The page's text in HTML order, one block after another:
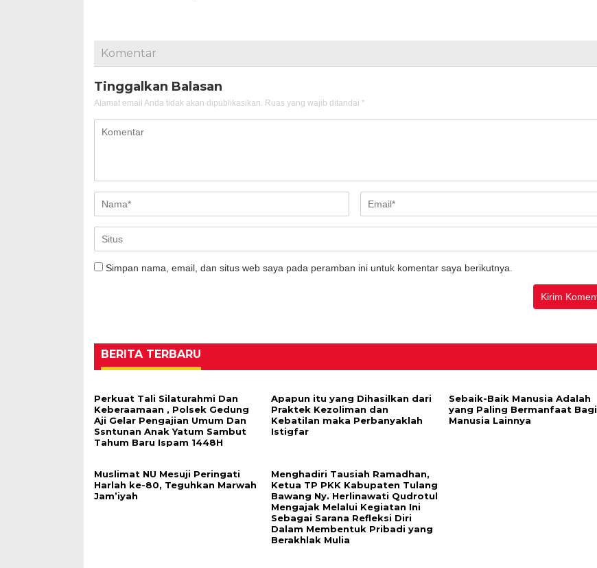
Komentar
Tinggalkan Balasan
Alamat email Anda tidak akan dipublikasikan. Ruas yang wajib ditandai *
Simpan nama, email, dan situs web saya pada peramban ini untuk komentar saya berikutnya.
BERITA TERBARU
Perkuat Tali Silaturahmi Dan
Keberaamaan , Polsek Gedung
Aji Gelar Pengajian Umum Dan
Ssntunan Anak Yatum Sambut
Tahum Baru Ispam 1448H
Apapun itu yang Dihasilkan dari
Praktek Kezoliman dan
Kebatilan maka Perbanyaklah
Istigfar
Sebaik-Baik Manusia Adalah
yang Paling Bermanfaat Bagi
Manusia Lainnya
Muslimat NU Mesuji Peringati
Harlah ke-80, Teguhkan Marwah
Jam’iyah
Menghadiri Tausiah Ramadhan,
Ketua TP PKK Kabupaten Tulang
Bawang Ny. Herlinawati Qudrotul
Mengajak Melalui Kegiatan Ini
Sebagai Sarana Refleksi Diri
Dalam Membentuk Pribadi yang
Berakhlak Mulia